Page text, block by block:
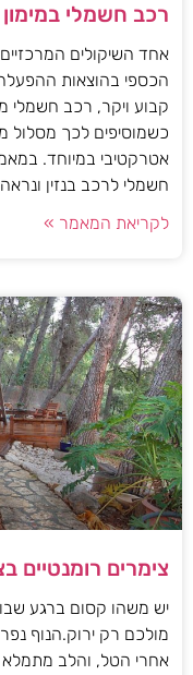
רכב חשמלי
אחד השיקולים
הכספי בהוצאות
קבוע ויקר, רכב חשמלי
כשמוסיפים לכך מסלול
אטרקטיבי במיוחד.
חשמלי לרכב בנזין
לקריאת המאמר »
צימרים רומנטיים
יש משהו קסום ברגע
מולכם רק ירוק.הנוף
אחרי הטל, והלב מתמלא